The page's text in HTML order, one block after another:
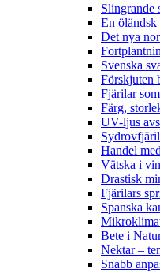
Slingrande
En
Det nya
Svenska
Förskjuten
Fjärilar
Färg,
UV-ljus
Handel
Vätska i
Drastisk
Fjärilars
Spanska
Bete i
Nektar –
Snabb